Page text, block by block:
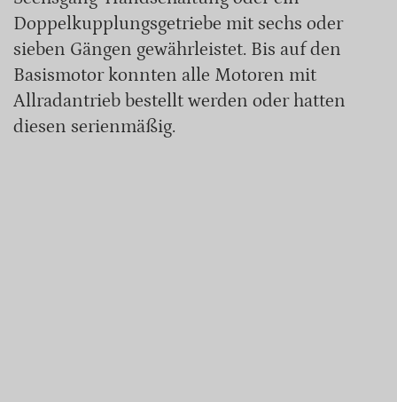
Doppelkupplungsgetriebe mit sechs oder
sieben Gängen gewährleistet. Bis auf den
Basismotor konnten alle Motoren mit
Allradantrieb bestellt werden oder hatten
diesen serienmäßig.